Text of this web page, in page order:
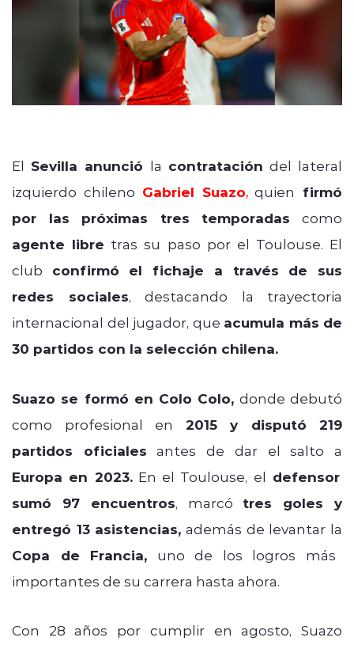
El Sevilla anunció la contratación del lateral
izquierdo chileno Gabriel Suazo,quien firmó
por las próximas tres temporadas como
agente libre tras su paso por el Toulouse. El
club confirmó el fichaje a través de sus
redes sociales, destacando la trayectoria
internacional del jugador, que acumula más de
30 partidos con la selección chilena.
Suazo se formó en Colo Colo, donde debutó
como profesional en 2015 y disputó 219
partidos oficiales antes de dar el salto a
Europa en 2023.En el Toulouse, el defensor
sumó 97 encuentros, marcó tres goles y
entregó 13 asistencias, además de levantar la
Copa de Francia, uno de los logros más
importantes de su carrera hasta ahora.
Con 28 años por cumplir en agosto, Suazo